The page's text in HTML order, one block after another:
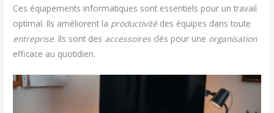
Ces équipements informatiques sont essentiels pour un travail
optimal. Ils améliorent la productivité des équipes dans toute
entreprise. Ils sont des accessoiresclés pour une organisation
efficace au quotidien.